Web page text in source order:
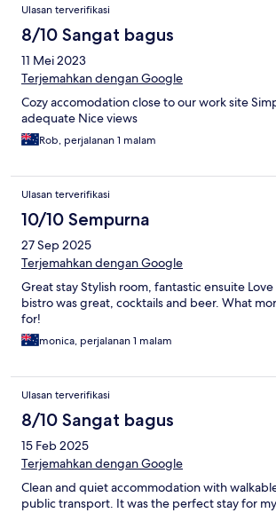
Ulasan terverifikasi
8/10 Sangat bagus
11 Mei 2023
Terjemahkan dengan Google
Cozy accomodation close to our work site
adequate Nice views
Rob, perjalanan 1 malam
Ulasan terverifikasi
10/10 Sempurna
27 Sep 2025
Terjemahkan dengan Google
Great stay Stylish room, fantastic ensuite
bistro was great, cocktails and beer. What
for!
monica, perjalanan 1 malam
Ulasan terverifikasi
8/10 Sangat bagus
15 Feb 2025
Terjemahkan dengan Google
Clean and quiet accommodation with
public transport. It was the perfect stay for